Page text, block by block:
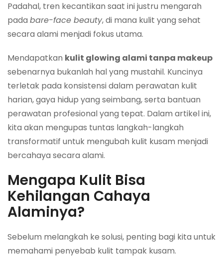
Padahal, tren kecantikan saat ini justru mengarah
pada bare-face beauty, di mana kulit yang sehat
secara alami menjadi fokus utama.
Mendapatkan kulit glowing alami tanpa makeup
sebenarnya bukanlah hal yang mustahil. Kuncinya
terletak pada konsistensi dalam perawatan kulit
harian, gaya hidup yang seimbang, serta bantuan
perawatan profesional yang tepat. Dalam artikel ini,
kita akan mengupas tuntas langkah-langkah
transformatif untuk mengubah kulit kusam menjadi
bercahaya secara alami.
Mengapa Kulit Bisa
Kehilangan Cahaya
Alaminya?
Sebelum melangkah ke solusi, penting bagi kita untuk
memahami penyebab kulit tampak kusam.